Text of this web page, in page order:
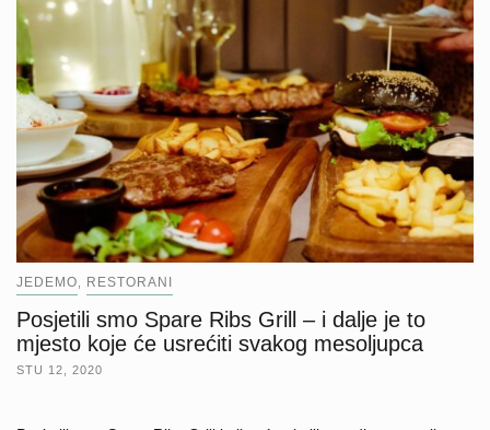
JEDEMO RESTORANI
Posjetili smo Spare Ribs Grill – i dalje je to
mjesto koje će usrećiti svakog mesoljupca
STU 12, 2020